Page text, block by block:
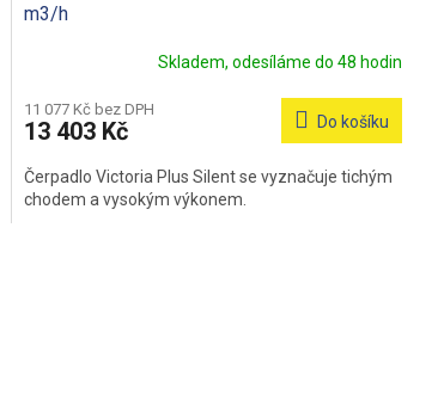
R
M
A
m3/h
Skladem, odesíláme do 48 hodin
11 077 Kč bez DPH
13 403 Kč Do košíku
Čerpadlo Victoria Plus Silent se vyznačuje tichým
chodem a vysokým výkonem.